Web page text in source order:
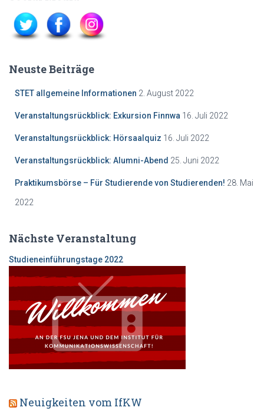
Neuste Beiträge
STET allgemeine Informationen 2. August 2022
Veranstaltungsrückblick: Exkursion Finnwa 16. Juli 2022
Veranstaltungsrückblick: Hörsaalquiz 16. Juli 2022
Veranstaltungsrückblick: Alumni-Abend 25. Juni 2022
Praktikumsbörse – Für Studierende von Studierenden! 28. Mai
2022
Nächste Veranstaltung
Studieneinführungstage 2022
Neuigkeiten vom IfKW